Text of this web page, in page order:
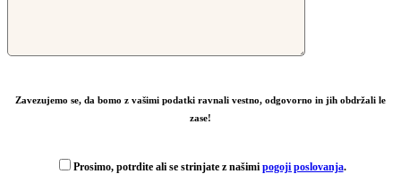
Zavezujemo se, da bomo z vašimi podatki ravnali vestno, odgovorno in jih obdržali le
zase!
Prosimo, potrdite ali se strinjate z našimi pogoji poslovanja.